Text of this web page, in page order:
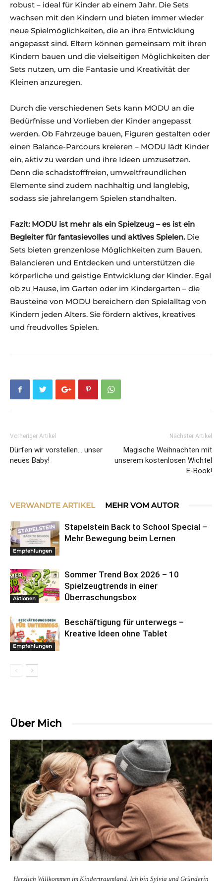
robust – ideal für Kinder ab einem Jahr. Die Sets
wachsen mit den Kindern und bieten immer wieder
neue Spielmöglichkeiten, die an ihre Entwicklung
angepasst sind. Eltern können gemeinsam mit ihren
Kindern bauen und die vielseitigen Möglichkeiten der
Sets nutzen, um die Fantasie und Kreativität der
Kleinen anzuregen.
Durch die verschiedenen Sets kann MODU an die
Bedürfnisse und Vorlieben der Kinder angepasst
werden. Ob Fahrzeuge bauen, Figuren gestalten oder
einen Balance-Parcours kreieren – MODU lädt Kinder
ein, aktiv zu werden und ihre Ideen umzusetzen.
Denn die schadstofffreien, umweltfreundlichen
Elemente sind zudem nachhaltig und langlebig,
sodass sie jahrelangem Spielen standhalten.
Fazit: MODU ist mehr als ein Spielzeug – es ist ein
Begleiter für fantasievolles und aktives Spielen.Die
Sets bieten grenzenlose Möglichkeiten zum Bauen,
Balancieren und Entdecken und unterstützen die
körperliche und geistige Entwicklung der Kinder. Egal
ob zu Hause, im Garten oder im Kindergarten – die
Bausteine von MODU bereichern den Spielalltag von
Kindern jeden Alters. Sie fördern aktives, kreatives
und freudvolles Spielen.
Vorheriger Artikel
Dürfen wir vorstellen… unser
neues Baby!
Nächster Artikel
Magische Weihnachten mit
unserem kostenlosen Wichtel
E-Book!
VERWANDTE ARTIKEL MEHR VOM AUTOR
Empfehlungen
Stapelstein Back to School Special –
Mehr Bewegung beim Lernen
Aktionen
Sommer Trend Box 2026 – 10
Spielzeugtrends in einer
Überraschungsbox
Empfehlungen
Beschäftigung für unterwegs –
Kreative Ideen ohne Tablet
Über Mich
Herzlich Willkommen im Kindertraumland. Ich bin Sylvia und Gründerin